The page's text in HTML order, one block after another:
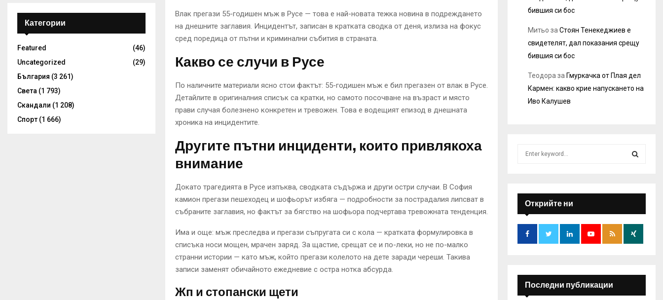
Влак прегази 55-годишен мъж в Русе — това е най-новата тежка новина в подреждането
на днешните заглавия. Инцидентът, записан в кратката сводка от деня, излиза на фокус
сред поредица от пътни и криминални събития в страната.
Какво се случи в Русе
По наличните материали ясно стои фактът: 55-годишен мъж е бил прегазен от влак в Русе.
Детайлите в оригиналния списък са кратки, но самото посочване на възраст и място
прави случая болезнено конкретен и тревожен. Това е водещият епизод в днешната
хроника на инцидентите.
Другите пътни инциденти, които привлякоха
внимание
Докато трагедията в Русе изпъква, сводката съдържа и други остри случаи. В София
камион прегази пешеходец и шофьорът избяга — подробности за пострадалия липсват в
събраните заглавия, но фактът за бягство на шофьора подчертава тревожната тенденция.
Има и още: мъж преследва и прегази съпругата си с кола — кратката формулировка в
списъка носи мощен, мрачен заряд. За щастие, срещат се и по-леки, но не по-малко
странни истории — като мъж, който прегази колелото на дете заради череши. Такива
записи заменят обичайното ежедневие с остра нотка абсурда.
Жп и стопански щети
Категории
Featured
(46)
Uncategorized
(29)
България (3 261)
Света (1 793)
Скандали (1 208)
Спорт (1 666)
бившия си бос
Митьо за Стоян Тенекеджиев е
свидетелят, дал показания срещу
бившия си бос
Теодора за Гмуркачка от Плая дел
Кармен: какво крие напускането на
Иво Калушев
:
E
A
R
Открийте ни
Последни публикации